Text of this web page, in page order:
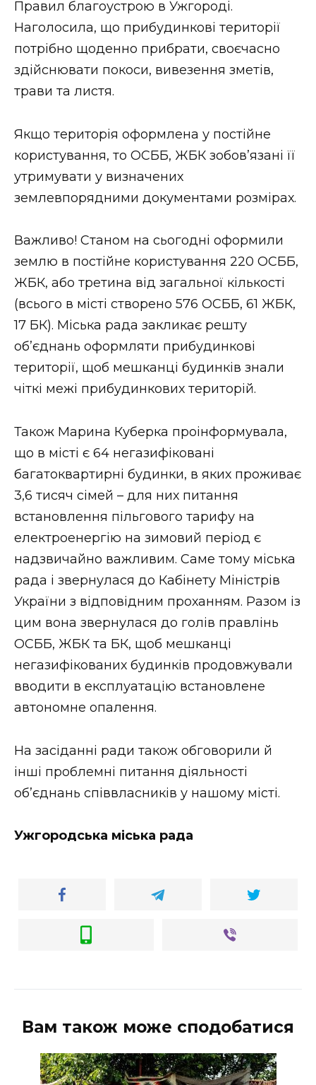
Правил благоустрою в Ужгороді.
Наголосила, що прибудинкові території
потрібно щоденно прибрати, своєчасно
здійснювати покоси, вивезення зметів,
трави та листя.
Якщо територія оформлена у постійне
користування, то ОСББ, ЖБК зобов’язані її
утримувати у визначених
землевпорядними документами розмірах.
Важливо! Станом на сьогодні оформили
землю в постійне користування 220 ОСББ,
ЖБК, або третина від загальної кількості
(всього в місті створено 576 ОСББ, 61 ЖБК,
17 БК). Міська рада закликає решту
об’єднань оформляти прибудинкові
території, щоб мешканці будинків знали
чіткі межі прибудинкових територій.
Також Марина Куберка проінформувала,
що в місті є 64 негазифіковані
багатоквартирні будинки, в яких проживає
3,6 тисяч сімей – для них питання
встановлення пільгового тарифу на
електроенергію на зимовий період є
надзвичайно важливим. Саме тому міська
рада і звернулася до Кабінету Міністрів
України з відповідним проханням. Разом із
цим вона звернулася до голів правлінь
ОСББ, ЖБК та БК, щоб мешканці
негазифікованих будинків продовжували
вводити в експлуатацію встановлене
автономне опалення.
На засіданні ради також обговорили й
інші проблемні питання діяльності
об’єднань співвласників у нашому місті.
Ужгородська міська рада
Вам також може сподобатися